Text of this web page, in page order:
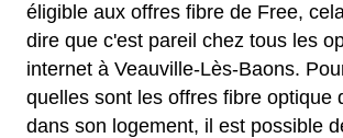
éligible aux offres fibre de Free,
dire que c'est pareil chez tous les
internet à Veauville-Lès-Baons.
quelles sont les offres fibre optique
dans son logement, il est possible